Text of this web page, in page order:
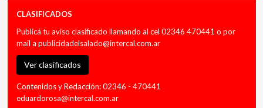
CLASIFICADOS
Publicá tu aviso clasificado llamando al cel 02346 470441 o por
mail a publicidadelsalado@intercal.com.ar
Ver clasificados
Contenidos y Redacción: 02346 - 470441
eduardorosa@intercal.com.ar